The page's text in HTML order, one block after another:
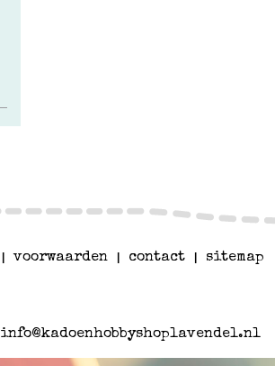
voorwaarden contact sitemap
info@kadoenhobbyshoplavendel.nl